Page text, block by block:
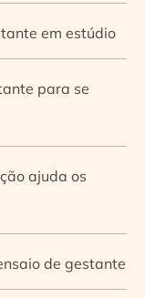
em estúdio
para se
ajuda os
de gestante